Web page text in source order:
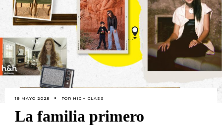
19 MAYO 2025 POR HIGH CLASS
La familia primero